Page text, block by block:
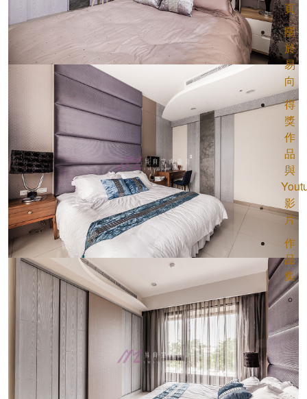
頁
關
於
易
向
得
獎
作
品
與
影
片
作
品
集